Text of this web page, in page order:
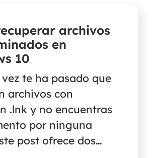
archivos
en
10
te ha pasado que
archivos con
.lnk y no encuentras
por ninguna
post ofrece dos